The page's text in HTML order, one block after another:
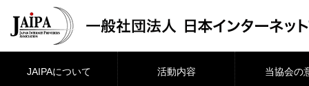
JAIPAについて 活動内容 当協会の